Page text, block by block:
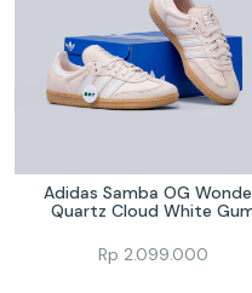
Adidas Samba OG
Quartz Cloud White
Rp 2.099.000